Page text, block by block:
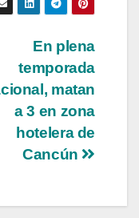
En plena
temporada
matan
a 3 en zona
hotelera de
Cancún